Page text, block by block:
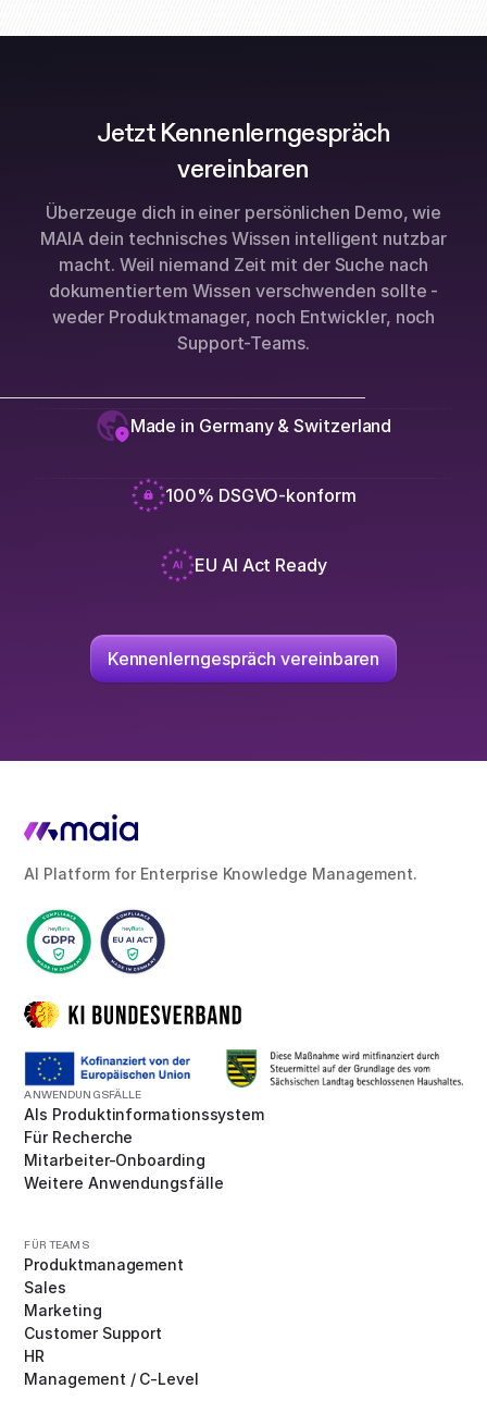
Jetzt Kennenlerngespräch
vereinbaren
Überzeuge dich in einer persönlichen Demo, wie
MAIA dein technisches Wissen intelligent nutzbar
macht. Weil niemand Zeit mit der Suche nach
dokumentiertem Wissen verschwenden sollte -
weder Produktmanager, noch Entwickler, noch
Support-Teams.
Made in Germany & Switzerland
100% DSGVO-konform
EU AI Act Ready
Kennenlerngespräch vereinbaren
AI Platform for Enterprise Knowledge Management.
ANWENDUNGSFÄLLE
Als Produktinformationssystem
Für Recherche
Mitarbeiter-Onboarding
Weitere Anwendungsfälle
FÜR TEAMS
Produktmanagement
Sales
Marketing
Customer Support
HR
Management / C-Level